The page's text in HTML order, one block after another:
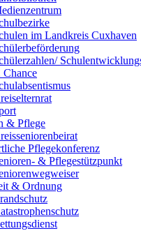
im Landkreis Cuxhaven
Chance
& Pflege
Pflegekonferenz
& Pflegestützpunkt
& Ordnung